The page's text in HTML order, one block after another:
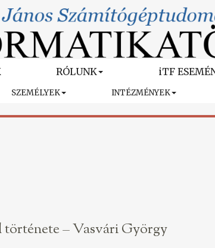
RÓLUNK iTF
SZEMÉLYEK INTÉZMÉNYEK
– Vasvári György